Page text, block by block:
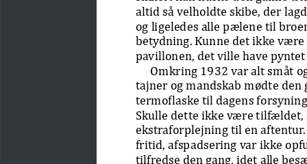
altid så velholdte skibe, der
og ligeledes alle pælene til
betydning. Kunne det ikke
pavillonen, det ville have pyntet
Omkring 1932 var alt småt
tajner og mandskab mødte den
termoflaske til dagens
Skulle dette ikke være tilfældet,
ekstraforplejning til en
fritid, afspadsering var ikke
tilfredse den gang, idet alle